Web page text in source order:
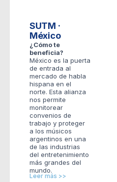
SUTM ·
México
¿Cómo te
beneficia?
México es la puerta
de entrada al
mercado de habla
hispana en el
norte. Esta alianza
nos permite
monitorear
convenios de
trabajo y proteger
a los músicos
argentinos en una
de las industrias
del entretenimiento
más grandes del
mundo.
Leer más >>